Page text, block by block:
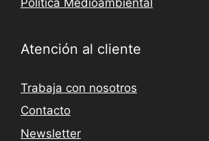
Atención al cliente
Trabaja con nosotros
Contacto
Newsletter